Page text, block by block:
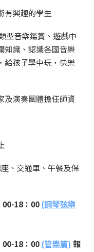
有興趣的學生
型音樂鑑賞、遊戲中
知識、認識各國音樂
給孩子學中玩，快樂
演奏團體擔任師資
、交通車、午餐及保
18：00 (鋼琴弦樂
18：00 (管樂篇) 報